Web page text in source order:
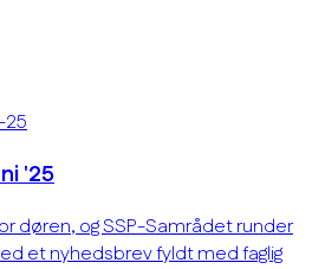
25
'25
døren, og SSP-Samrådet runder
et nyhedsbrev fyldt med faglig